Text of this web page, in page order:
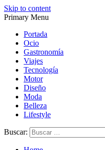
Skip to content
diseño…
diseño…
Primary Menu
Portada
Ocio
Gastronomía
Viajes
Tecnología
Motor
Diseño
Moda
Belleza
Lifestyle
Buscar: